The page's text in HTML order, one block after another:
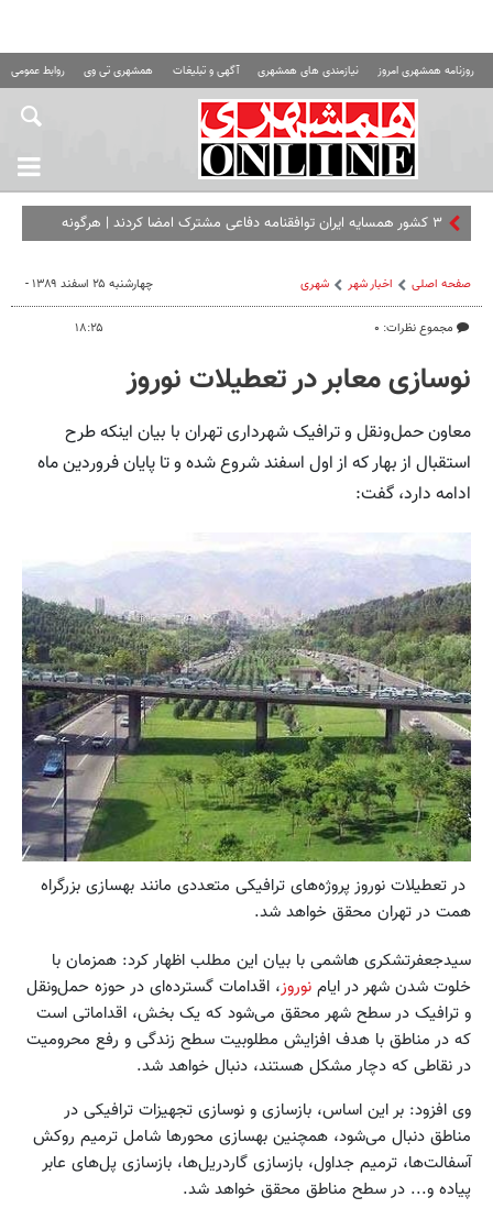
روزنامه همشهری امروز نیازمندی های همشهری آگهی و تبلیغات همشهری تی وی روابط عمومی
۳ کشور همسایه ایران توافقنامه دفاعی مشترک امضا کردند | هرگونه
صفحه اصلی اخبار شهر شهری
مجموع نظرات: ۰
چهارشنبه ۲۵ اسفند ۱۳۸۹ -
۱۸:۲۵
نوسازی معابر در تعطیلات نوروز
معاون حمل‌ونقل و ترافیک شهرداری تهران با بیان اینکه طرح
استقبال از بهار که از اول اسفند شروع شده و تا پایان فروردین ماه
ادامه دارد، گفت:
در تعطیلات نوروز پروژه‌های ترافیکی متعددی مانند بهسازی بزرگراه
همت در تهران محقق خواهد شد.
سیدجعفرتشکری هاشمی با بیان این مطلب اظهار کرد: همزمان با
خلوت شدن شهر در ایام نوروز، اقدامات گسترده‌ای در حوزه حمل‌ونقل
و ترافیک در سطح شهر محقق می‌شود که یک بخش، اقداماتی است
که در مناطق با هدف افزایش مطلوبیت سطح زندگی و رفع محرومیت
در نقاطی که دچار مشکل هستند، دنبال خواهد شد.
وی افزود: بر این اساس، بازسازی و نوسازی تجهیزات ترافیکی در
مناطق دنبال می‌شود، همچنین بهسازی محورها شامل ترمیم روکش
آسفالت‌ها، ترمیم جداول، بازسازی گاردریل‌ها، بازسازی پل‌های عابر
پیاده و... در سطح مناطق محقق خواهد شد.